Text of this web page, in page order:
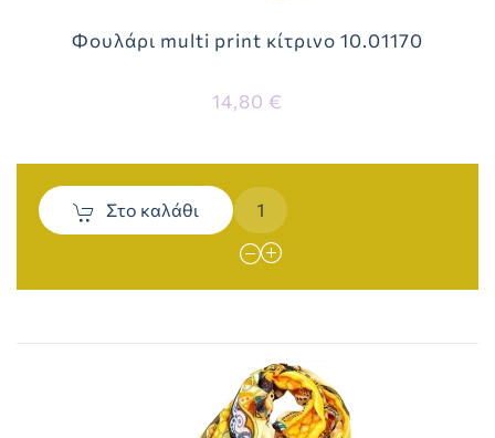
Φουλάρι multi print κίτρινο 10.01170
14,80 €
Στο καλάθι